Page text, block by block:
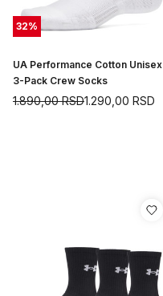
32%
UA Performance Cotton Unisex
3-Pack Crew Socks
1.290,00 RSD
1.890,00RSD